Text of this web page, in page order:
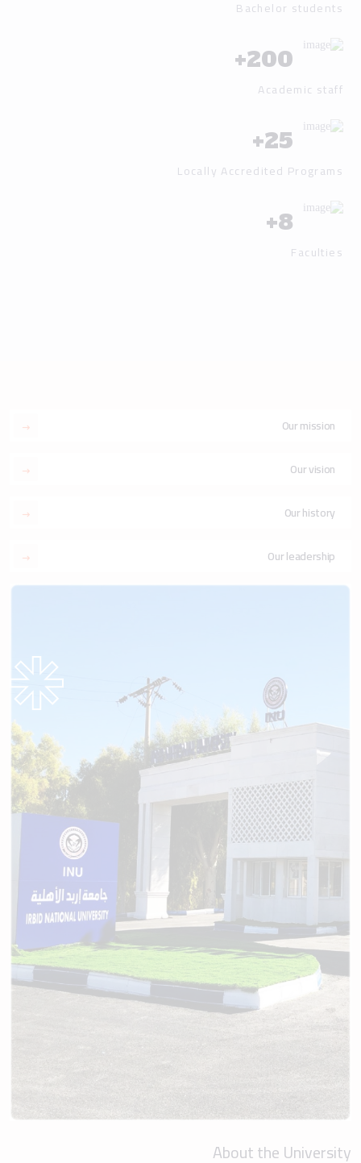
Bachelor students
200
+
Academic staff
25
+
Locally Accredited Programs
8
+
Faculties
Our mission
Our vision
Our history
Our leadership
About the University